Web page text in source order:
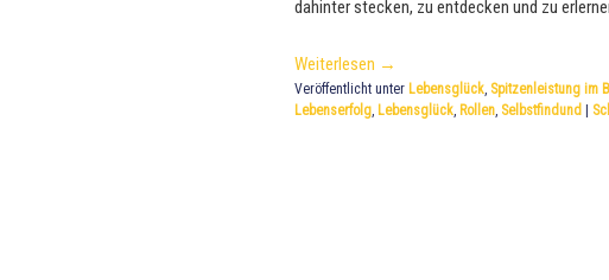
dahinter stecken, zu entdecken und zu
Weiterlesen →
Veröffentlicht unter Lebensglück, Spitzenleistung im
Lebenserfolg, Lebensglück, Rollen, Selbstfindund